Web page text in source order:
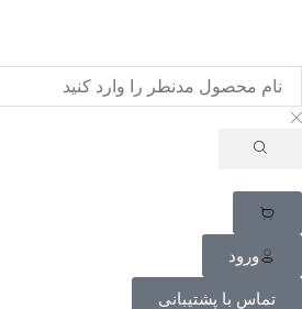
ورود
تماس با پشتیبانی